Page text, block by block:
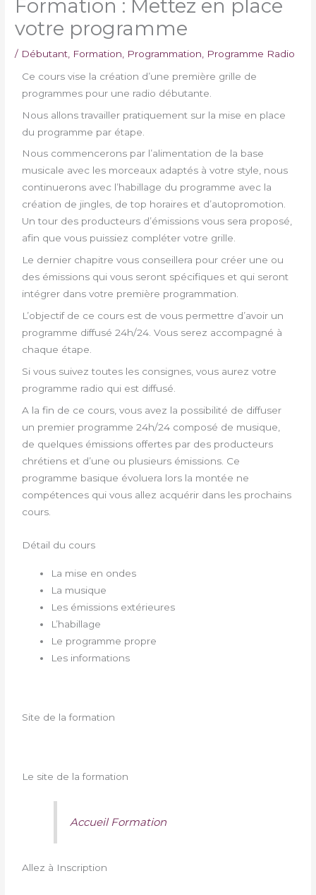
Formation : Mettez en place
votre programme
/ Débutant Formation Programmation
Programme Radio
Ce cours vise la création d’une première grille de
programmes pour une radio débutante.
Nous allons travailler pratiquement sur la mise en place
du programme par étape.
Nous commencerons par l’alimentation de la base
musicale avec les morceaux adaptés à votre style, nous
continuerons avec l’habillage du programme avec la
création de jingles, de top horaires et d’autopromotion.
Un tour des producteurs d’émissions vous sera proposé,
afin que vous puissiez compléter votre grille.
Le dernier chapitre vous conseillera pour créer une ou
des émissions qui vous seront spécifiques et qui seront
intégrer dans votre première programmation.
L’objectif de ce cours est de vous permettre d’avoir un
programme diffusé 24h/24. Vous serez accompagné à
chaque étape.
Si vous suivez toutes les consignes, vous aurez votre
programme radio qui est diffusé.
A la fin de ce cours, vous avez la possibilité de diffuser
un premier programme 24h/24 composé de musique,
de quelques émissions offertes par des producteurs
chrétiens et d’une ou plusieurs émissions. Ce
programme basique évoluera lors la montée ne
compétences qui vous allez acquérir dans les prochains
cours.
Détail du cours
La mise en ondes
La musique
Les émissions extérieures
L’habillage
Le programme propre
Les informations
Site de la formation
Le site de la formation
Accueil Formation
Allez à Inscription